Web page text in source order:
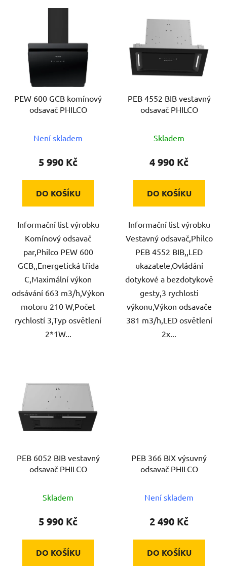
PEW 600 GCB komínový
odsavač PHILCO
Není skladem
5 990 Kč
DO KOŠÍKU
Informační list výrobku
Komínový odsavač
par,Philco PEW 600
GCB,,Energetická třída
C,Maximální výkon
odsávání 663 m3/h,Výkon
motoru 210 W,Počet
rychlostí 3,Typ osvětlení
2*1W...
PEB 4552 BIB vestavný
odsavač PHILCO
Skladem
4 990 Kč
DO KOŠÍKU
Informační list výrobku
Vestavný odsavač,Philco
PEB 4552 BIB,,LED
ukazatele,Ovládání
dotykové a bezdotykově
gesty,3 rychlosti
výkonu,Výkon odsavače
381 m3/h,LED osvětlení
2x...
PEB 6052 BIB vestavný
odsavač PHILCO
Skladem
5 990 Kč
DO KOŠÍKU
PEB 366 BIX výsuvný
odsavač PHILCO
Není skladem
2 490 Kč
DO KOŠÍKU